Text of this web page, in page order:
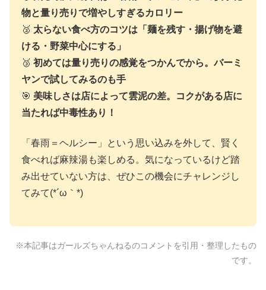
物と量り売りで増やしすぎるカロリー
🥈 太らない食べ方のコツは「麺を残す・揚げ物を避
ける・野菜中心にする」
🥉 初めては量り売りの感覚をつかんでから。バーミ
ヤンで試してみるのも手
🎯 美味しさは店によって雲泥の差。コクがある店に
当たれば中毒性あり！
「春雨＝ヘルシー」という思い込みを外して、賢く
食べれば麻辣湯も楽しめる。気になっているけど踏
み出せていない方は、ぜひこの機会にチャレンジし
てみて(*´ω｀*)
※本記事はガールズちゃんねるのコメントを引用・整理したもの
です。